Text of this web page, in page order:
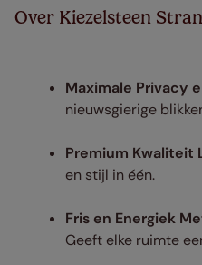
Over Kiezelsteen
Maximale Privacy
nieuwsgierige
Premium Kwaliteit
en stijl in één.
Fris en Energiek
Geeft elke ruimte